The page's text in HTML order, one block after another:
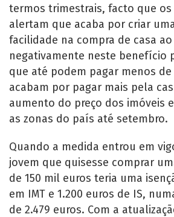
termos trimestrais, facto que
alertam que acaba por criar
facilidade na compra de casa
negativamente neste benefício
que até podem pagar menos
acabam por pagar mais pela
aumento do preço dos imóveis
as zonas do país até setembro.
Quando a medida entrou em
jovem que quisesse comprar
de 150 mil euros teria uma
em IMT e 1.200 euros de IS,
de 2.479 euros. Com a